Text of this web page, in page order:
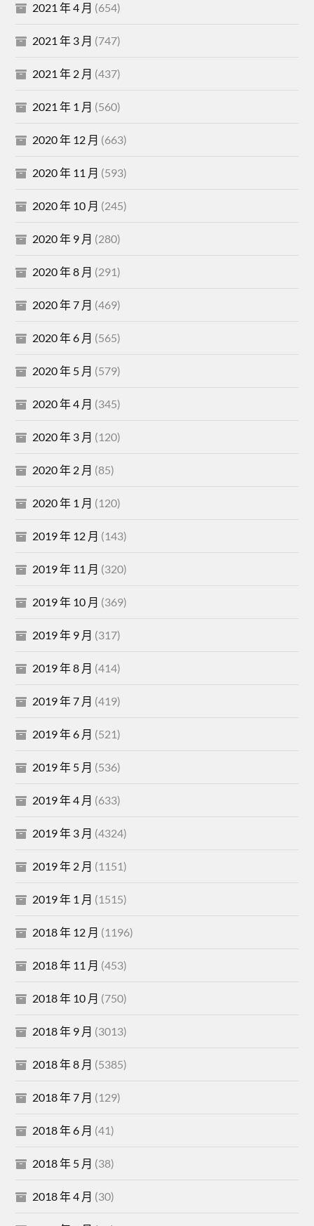
2021 年 4 月 (654)
2021 年 3 月 (747)
2021 年 2 月 (437)
2021 年 1 月 (560)
2020 年 12 月 (663)
2020 年 11 月 (593)
2020 年 10 月 (245)
2020 年 9 月 (280)
2020 年 8 月 (291)
2020 年 7 月 (469)
2020 年 6 月 (565)
2020 年 5 月 (579)
2020 年 4 月 (345)
2020 年 3 月 (120)
2020 年 2 月 (85)
2020 年 1 月 (120)
2019 年 12 月 (143)
2019 年 11 月 (320)
2019 年 10 月 (369)
2019 年 9 月 (317)
2019 年 8 月 (414)
2019 年 7 月 (419)
2019 年 6 月 (521)
2019 年 5 月 (536)
2019 年 4 月 (633)
2019 年 3 月 (4324)
2019 年 2 月 (1151)
2019 年 1 月 (1515)
2018 年 12 月 (1196)
2018 年 11 月 (453)
2018 年 10 月 (750)
2018 年 9 月 (3013)
2018 年 8 月 (5385)
2018 年 7 月 (129)
2018 年 6 月 (41)
2018 年 5 月 (38)
2018 年 4 月 (30)